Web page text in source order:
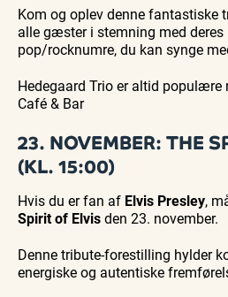
Kom og oplev denne fantastiske
alle gæster i stemning med deres
pop/rocknumre, du kan synge
Hedegaard Trio er altid
Café & Bar
23. NOVEMBER: THE
(KL. 15:00)
Hvis du er fan af Elvis Presley,
Spirit of Elvisden 23. november.
Denne tribute-forestilling hylder
energiske og autentiske